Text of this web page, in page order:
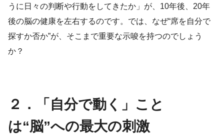
うに日々の判断や行動をしてきたか」が、10年後、20年
後の脳の健康を左右するのです。では、なぜ“席を自分で
探すか否か”が、そこまで重要な示唆を持つのでしょう
か？
２．「自分で動く」こと
は“脳”への最大の刺激